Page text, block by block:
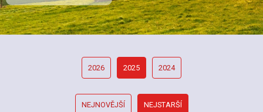
2026 2025 2024
NEJNOVĚJŠÍ NEJSTARŠÍ